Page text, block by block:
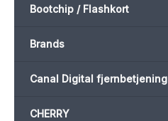
Bootchip / Flashkort
Brands
Canal Digital fjernbetjening
CHERRY